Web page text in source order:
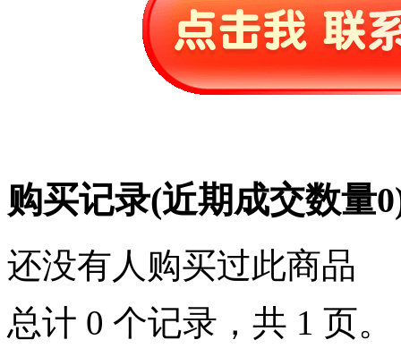
购买记录(近期成交数量0
还没有人购买过此商品
总计 0 个记录，共 1 页。